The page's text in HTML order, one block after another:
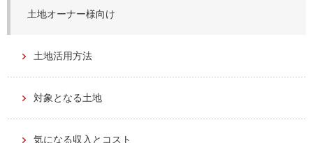
土地オーナー様向け
土地活用方法
対象となる土地
気になる収入とコスト